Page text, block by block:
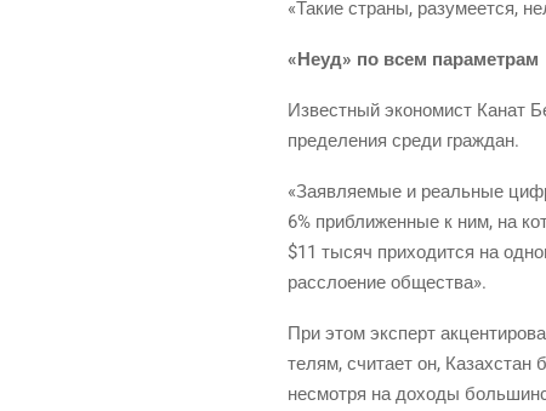
«Такие стра­ны, разу­ме­ет­ся,
«Неуд» по всем параметрам
Извест­ный эко­но­мист Канат
пре­де­ле­ния сре­ди граждан.
«Заяв­ля­е­мые и реаль­ные
6% при­бли­жен­ные к ним, на
$11 тысяч при­хо­дит­ся на
рас­сло­е­ние общества».
При этом экс­перт
те­лям, счи­та­ет он,
несмот­ря на дохо­ды